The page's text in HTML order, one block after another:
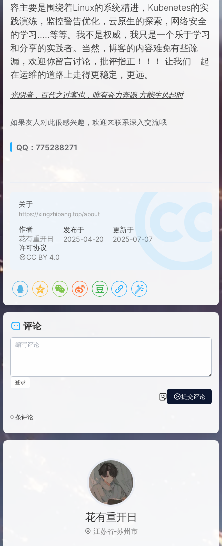
容主要是围绕着Linux的系统精进，Kubenetes的实
践演练，监控警告优化，云原生的探索，网络安全
的学习.....等等。我不是权威，我只是一个乐于学习
和分享的实践者。当然，博客的内容难免有些疏
漏，欢迎你留言讨论，批评指正！！！ 让我们一起
在运维的道路上走得更稳定，更远。
光阴者，百代之过客也，唯有奋力奔跑 方能生风起时
如果友人对此很感兴趣，欢迎来联系深入交流哦
QQ：775288271
关于
https://xingzhibang.top/about
作者
花有重开日
发布于
2025-04-20
更新于
2025-07-07
许可协议
CC BY 4.0
评论
花有重开日
江苏省-苏州市